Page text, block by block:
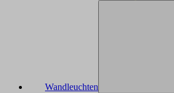
Wandleuchten